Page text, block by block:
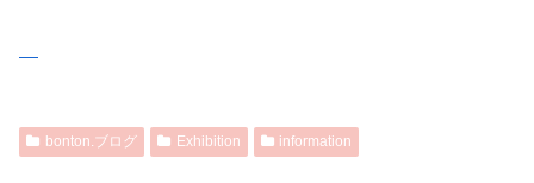
bonton.ブログ Exhibition information